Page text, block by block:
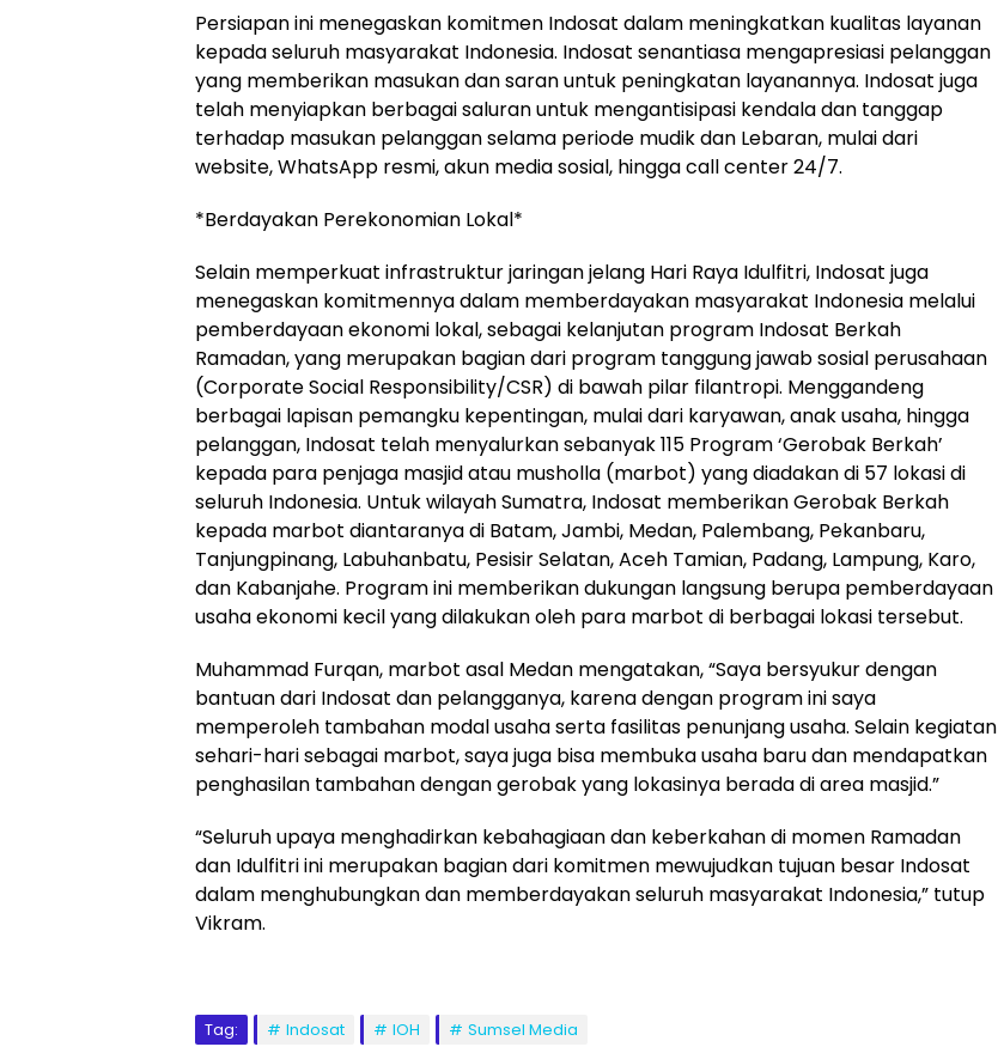
Persiapan ini menegaskan komitmen Indosat dalam meningkatkan kualitas layanan
kepada seluruh masyarakat Indonesia. Indosat senantiasa mengapresiasi pelanggan
yang memberikan masukan dan saran untuk peningkatan layanannya. Indosat juga
telah menyiapkan berbagai saluran untuk mengantisipasi kendala dan tanggap
terhadap masukan pelanggan selama periode mudik dan Lebaran, mulai dari
website, WhatsApp resmi, akun media sosial, hingga call center 24/7.
*Berdayakan Perekonomian Lokal*
Selain memperkuat infrastruktur jaringan jelang Hari Raya Idulfitri, Indosat juga
menegaskan komitmennya dalam memberdayakan masyarakat Indonesia melalui
pemberdayaan ekonomi lokal, sebagai kelanjutan program Indosat Berkah
Ramadan, yang merupakan bagian dari program tanggung jawab sosial perusahaan
(Corporate Social Responsibility/CSR) di bawah pilar filantropi. Menggandeng
berbagai lapisan pemangku kepentingan, mulai dari karyawan, anak usaha, hingga
pelanggan, Indosat telah menyalurkan sebanyak 115 Program ‘Gerobak Berkah’
kepada para penjaga masjid atau musholla (marbot) yang diadakan di 57 lokasi di
seluruh Indonesia. Untuk wilayah Sumatra, Indosat memberikan Gerobak Berkah
kepada marbot diantaranya di Batam, Jambi, Medan, Palembang, Pekanbaru,
Tanjungpinang, Labuhanbatu, Pesisir Selatan, Aceh Tamian, Padang, Lampung, Karo,
dan Kabanjahe. Program ini memberikan dukungan langsung berupa pemberdayaan
usaha ekonomi kecil yang dilakukan oleh para marbot di berbagai lokasi tersebut.
Muhammad Furqan, marbot asal Medan mengatakan, “Saya bersyukur dengan
bantuan dari Indosat dan pelangganya, karena dengan program ini saya
memperoleh tambahan modal usaha serta fasilitas penunjang usaha. Selain kegiatan
sehari-hari sebagai marbot, saya juga bisa membuka usaha baru dan mendapatkan
penghasilan tambahan dengan gerobak yang lokasinya berada di area masjid.”
“Seluruh upaya menghadirkan kebahagiaan dan keberkahan di momen Ramadan
dan Idulfitri ini merupakan bagian dari komitmen mewujudkan tujuan besar Indosat
dalam menghubungkan dan memberdayakan seluruh masyarakat Indonesia,” tutup
Vikram.
Tag: Indosat IOH Sumsel Media